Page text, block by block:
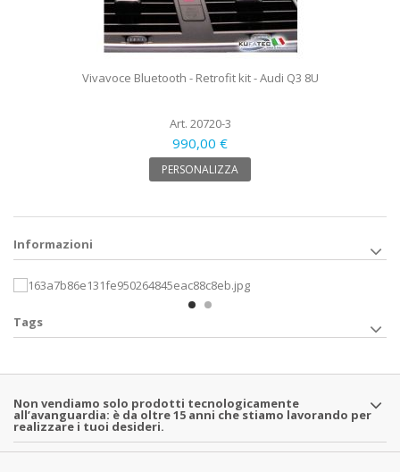
Vivavoce Bluetooth - Retrofit kit - Audi Q3 8U
Art. 20720-3
990,00 €
PERSONALIZZA
Informazioni
Tags
Non vendiamo solo prodotti tecnologicamente
all’avanguardia: è da oltre 15 anni che stiamo lavorando per
realizzare i tuoi desideri.